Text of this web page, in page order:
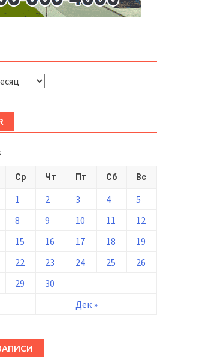
Ср Чт Пт Сб Вс
Дек »
1 2 3 4
5
8 9 10 11
12
15 16 17 18
19
22 23 24 25
26
29 30